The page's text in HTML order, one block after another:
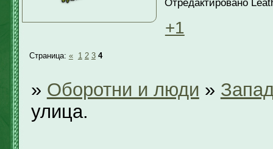
Отредактировано
+1
Страница: « 1 2 3 4
» Оборотни и люди »
улица.